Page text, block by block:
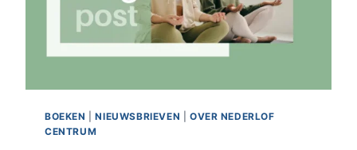
BOEKEN |NIEUWSBRIEVEN
OVER NEDERLOF
CENTRUM